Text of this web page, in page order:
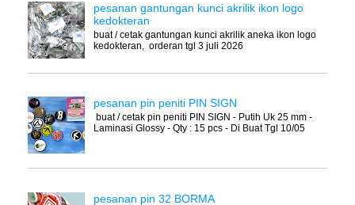
pesanan gantungan kunci akrilik ikon logo
kedokteran
buat / cetak gantungan kunci akrilik aneka ikon logo
kedokteran, orderan tgl 3 juli 2026
pesanan pin peniti PIN SIGN
buat / cetak pin peniti PIN SIGN - Putih Uk 25 mm -
Laminasi Glossy - Qty : 15 pcs - Di Buat Tgl 10/05
pesanan pin 32 BORMA